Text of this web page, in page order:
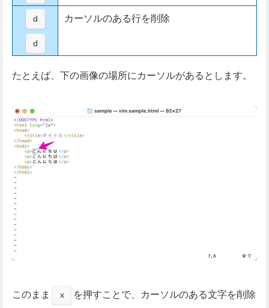
d
d
カーソルのある行を削除
たとえば、下の画像の場所にカーソルがあるとします。
このまま x
を押すことで、カーソルのある文字を削除